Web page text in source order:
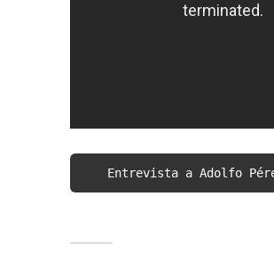
Entrevista a Adolfo